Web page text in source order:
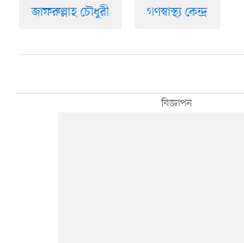
জাফরুল্লাহ চৌধুরী গণস্বাস্থ্য কেন্দ্র